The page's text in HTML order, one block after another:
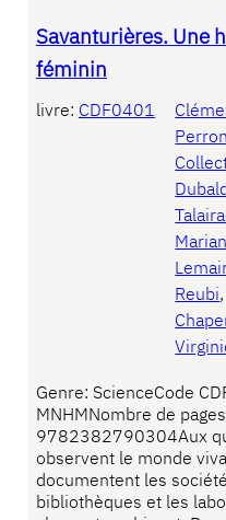
Savanturières. Une
féminin
livre: CDF0401
Reubi,
Genre: ScienceCode
MNHMNombre de
9782382790304Aux
observent le monde
documentent les
bibliothèques et les